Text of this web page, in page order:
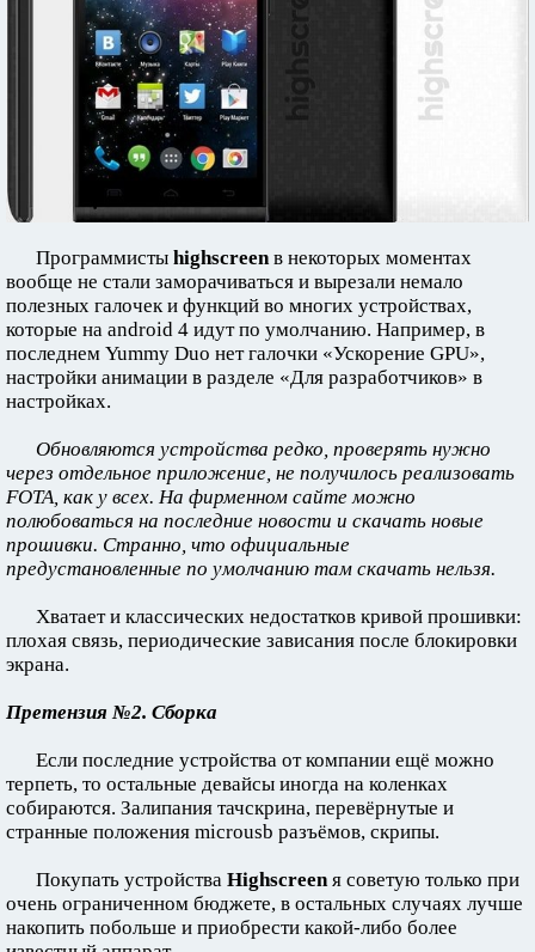
Программисты highscreenв некоторых моментах
вообще не стали заморачиваться и вырезали немало
полезных галочек и функций во многих устройствах,
которые на android 4 идут по умолчанию. Например, в
последнем Yummy Duo нет галочки «Ускорение GPU»,
настройки анимации в разделе «Для разработчиков» в
настройках.
Обновляются устройства редко, проверять нужно
через отдельное приложение, не получилось реализовать
FOTA, как у всех. На фирменном сайте можно
полюбоваться на последние новости и скачать новые
прошивки. Странно, что официальные
предустановленные по умолчанию там скачать нельзя.
Хватает и классических недостатков кривой прошивки:
плохая связь, периодические зависания после блокировки
экрана.
Претензия №2. Сборка
Если последние устройства от компании ещё можно
терпеть, то остальные девайсы иногда на коленках
собираются. Залипания тачскрина, перевёрнутые и
странные положения microusb разъёмов, скрипы.
Покупать устройства Highscreenя советую только при
очень ограниченном бюджете, в остальных случаях лучше
накопить побольше и приобрести какой-либо более